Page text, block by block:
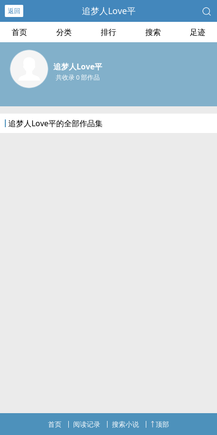
返回 追梦人Love平
首页 分类 排行 搜索 足迹
追梦人Love平
共收录 0 部作品
追梦人Love平的全部作品集
首页 阅读记录 搜索小说 顶部